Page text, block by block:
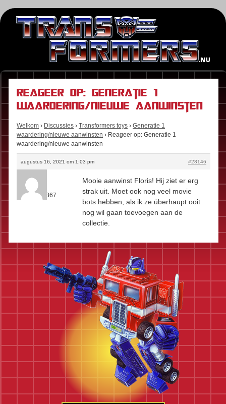
Reageer op: Generatie 1
waardering/nieuwe aanwinsten
Welkom › Discussies › Transformers toys › Generatie 1
waardering/nieuwe aanwinsten › Reageer op: Generatie 1
waardering/nieuwe aanwinsten
augustus 16, 2021 om 1:03 pm #28146
Kees
Rol:
Fan
Berichten:
367
Mooie aanwinst Floris! Hij ziet er erg
strak uit. Moet ook nog veel movie
bots hebben, als ik ze überhaupt ooit
nog wil gaan toevoegen aan de
collectie.